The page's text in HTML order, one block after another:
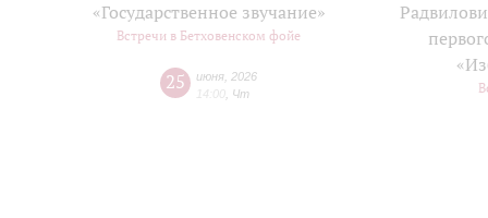
«Государственное звучание»
Встречи в Бетховенском фойе
25 июня 2026
14:00 Чт